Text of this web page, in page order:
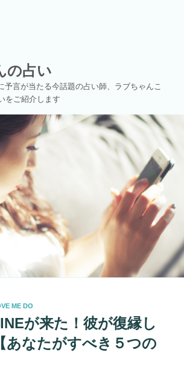
の占い
予言が当たる今話題の占い師、ラブちゃんこ
をご紹介します
ME DO
が来た！彼が復縁し
あなたがすべき５つの